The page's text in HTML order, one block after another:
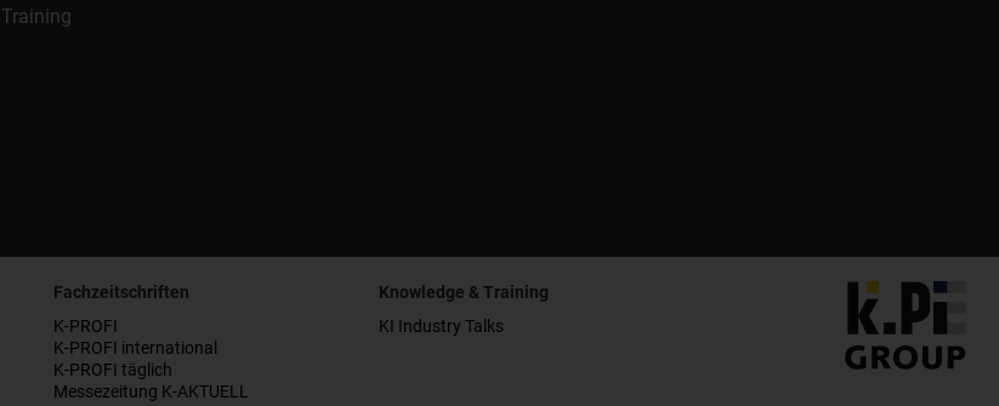
Training
Fachzeitschriften
K-PROFI
K-PROFI international
K-PROFI täglich
Messezeitung K-AKTUELL
Knowledge & Training
KI Industry Talks